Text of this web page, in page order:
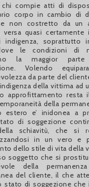
chi compie atti di
corpo in cambio di
non costretto da un
versa quasi certamente
soprattutto
le condizioni di
la maggior
Volendo
da parte del
della vittima ad
approfittamento resta
della
estero e’ inidonea a
di soggezione
schiavitù, che si
in un vero e
dello stile di vita della
soggetto che si
della
del cliente, il che
stato di soggezione che